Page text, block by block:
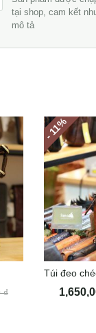
tại shop, cam kết
mô tả
₫
- 11
%